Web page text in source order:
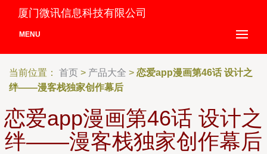
厦门微讯信息科技有限公司
MENU
当前位置： 首页 > 产品大全 > 恋爱app漫画第46话 设计之
绊——漫客栈独家创作幕后
恋爱app漫画第46话 设计之
绊——漫客栈独家创作幕后